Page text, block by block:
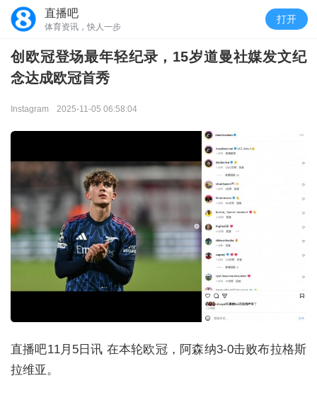
直播吧
体育资讯，快人一步
打开
创欧冠登场最年轻纪录，15岁道曼社媒发文纪
念达成欧冠首秀
Instagram 2025-11-05 06:58:04
直播吧11月5日讯 在本轮欧冠，阿森纳3-0击败布拉格斯
拉维亚。